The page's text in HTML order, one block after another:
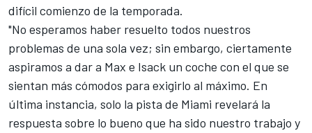
difícil comienzo de la temporada.
"No esperamos haber resuelto todos nuestros
problemas de una sola vez; sin embargo, ciertamente
aspiramos a dar a Max e Isack un coche con el que se
sientan más cómodos para exigirlo al máximo. En
última instancia, solo la pista de Miami revelará la
respuesta sobre lo bueno que ha sido nuestro trabajo y